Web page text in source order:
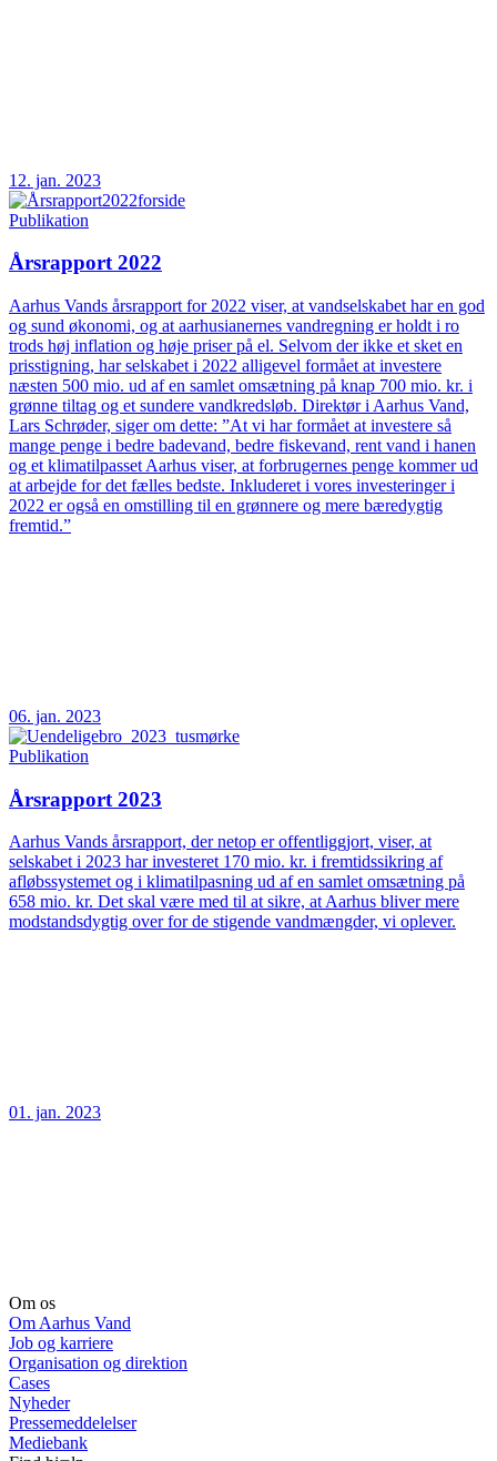
12. jan. 2023
Publikation
Årsrapport 2022
Aarhus Vands årsrapport for 2022 viser, at vandselskabet har en god
og sund økonomi, og at aarhusianernes vandregning er holdt i ro
trods høj inflation og høje priser på el. Selvom der ikke et sket en
prisstigning, har selskabet i 2022 alligevel formået at investere
næsten 500 mio. ud af en samlet omsætning på knap 700 mio. kr. i
grønne tiltag og et sundere vandkredsløb. Direktør i Aarhus Vand,
Lars Schrøder, siger om dette: ”At vi har formået at investere så
mange penge i bedre badevand, bedre fiskevand, rent vand i hanen
og et klimatilpasset Aarhus viser, at forbrugernes penge kommer ud
at arbejde for det fælles bedste. Inkluderet i vores investeringer i
2022 er også en omstilling til en grønnere og mere bæredygtig
fremtid.”
06. jan. 2023
Publikation
Årsrapport 2023
Aarhus Vands årsrapport, der netop er offentliggjort, viser, at
selskabet i 2023 har investeret 170 mio. kr. i fremtidssikring af
afløbssystemet og i klimatilpasning ud af en samlet omsætning på
658 mio. kr. Det skal være med til at sikre, at Aarhus bliver mere
modstandsdygtig over for de stigende vandmængder, vi oplever.
01. jan. 2023
Om os
Om Aarhus Vand
Job og karriere
Organisation og direktion
Cases
Nyheder
Pressemeddelelser
Mediebank